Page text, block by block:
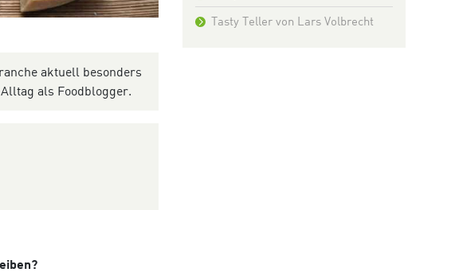
aktuell besonders
als Foodblogger.
Tasty Teller von Lars Volbrecht